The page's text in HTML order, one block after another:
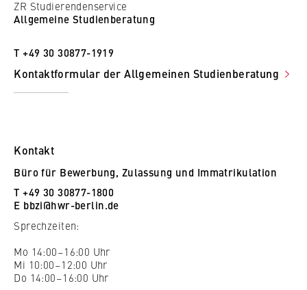
ZR Studierendenservice
Allgemeine Studienberatung
T +49 30 30877-1919
Kontaktformular der Allgemeinen Studienberatung
Kontakt
Büro für Bewerbung, Zulassung und Immatrikulation
T +49 30 30877-1800
E bbzi@hwr-berlin.de
Sprechzeiten:
Mo 14:00–16:00 Uhr
Mi 10:00–12:00 Uhr
Do 14:00–16:00 Uhr